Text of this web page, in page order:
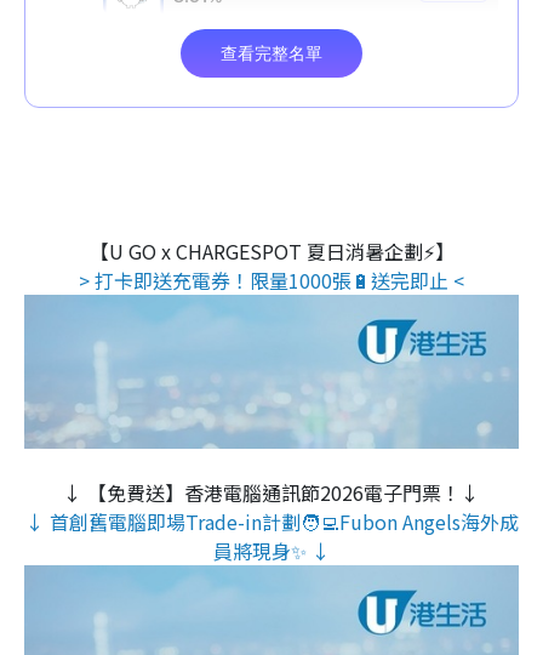
【U GO x CHARGESPOT 夏日消暑企劃⚡】
> 打卡即送充電券！限量1000張🔋送完即止 <
↓ 【免費送】香港電腦通訊節2026電子門票！↓
↓ 首創舊電腦即場Trade-in計劃🧑‍💻Fubon Angels海外成
員將現身✨ ↓